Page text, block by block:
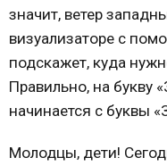
значит, ветер
визуализаторе с
подскажет, куда
Правильно, на букву
начинается с буквы
Молодцы, дети!